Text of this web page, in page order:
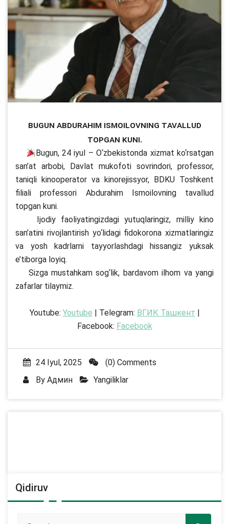
Bugun Abdurahim Ismoilovning tavallud
topgan kuni.
Bugun, 24 iyul – O‘zbekistonda xizmat ko‘rsatgan
san’at arbobi, Davlat mukofoti sovrindori, professor,
taniqli kinooperator va kinorejissyor, BDKU Toshkent
filiali professori Abdurahim Ismoilovning tavallud
topgan kuni.
Ijodiy faoliyatingizdagi yutuqlaringiz, milliy kino
san’atini rivojlantirish yo‘lidagi fidokorona xizmatlaringiz
va yosh kadrlarni tayyorlashdagi hissangiz yuksak
e’tiborga loyiq.
Sizga mustahkam sog‘lik, bardavom ilhom va yangi
zafarlar tilaymiz.
Youtube: Youtube | Telegram: ВГИК Ташкент |
Facebook: Facebook
24 Iyul, 2025
(0) Comments
By Админ Yangiliklar
Qidiruv